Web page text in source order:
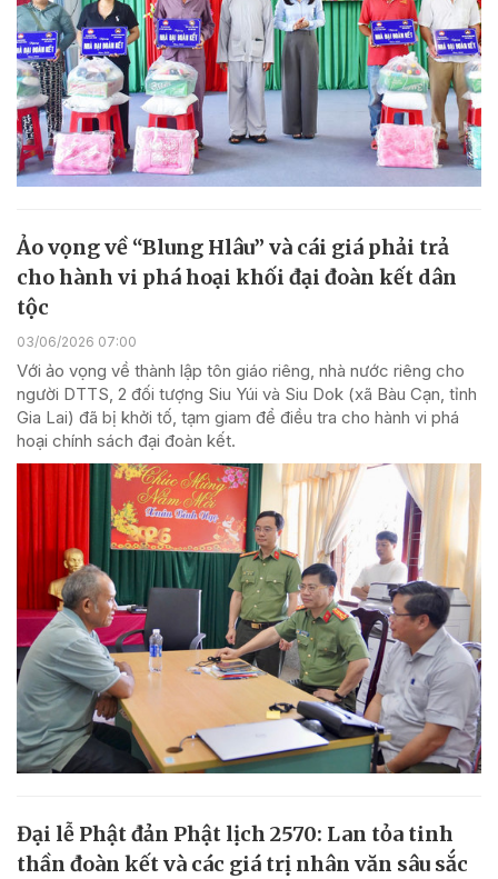
Ảo vọng về “Blung Hlâu” và cái giá phải trả
cho hành vi phá hoại khối đại đoàn kết dân
tộc
03/06/2026 07:00
Với ảo vọng về thành lập tôn giáo riêng, nhà nước riêng cho
người DTTS, 2 đối tượng Siu Yúi và Siu Dok (xã Bàu Cạn, tỉnh
Gia Lai) đã bị khởi tố, tạm giam để điều tra cho hành vi phá
hoại chính sách đại đoàn kết.
Đại lễ Phật đản Phật lịch 2570: Lan tỏa tinh
thần đoàn kết và các giá trị nhân văn sâu sắc